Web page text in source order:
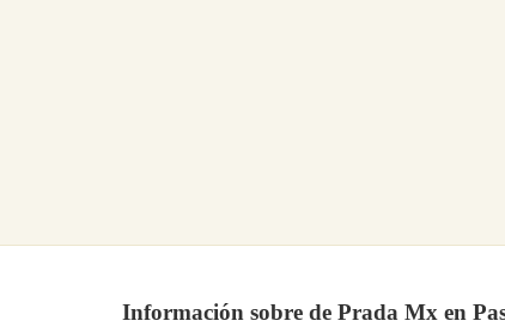
Información sobre de Prada Mx en